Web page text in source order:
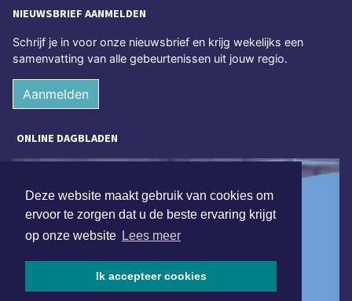
Deze website maakt gebruik van cookies om
ervoor te zorgen dat u de beste ervaring krijgt
op onze website Lees meer
Ik accepteer cookies
NIEUWSBRIEF AANMELDEN
Schrijf je in voor onze nieuwsbrief en krijg wekelijks een
samenvatting van alle gebeurtenissen uit jouw regio.
Aanmelden
ONLINE DAGBLADEN